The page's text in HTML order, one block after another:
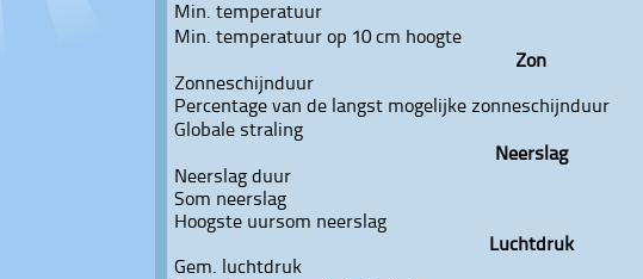
Min. temperatuur
Min. temperatuur op 10 cm hoogte
Zon
Zonneschijnduur
Percentage van de langst mogelijke zonneschijnduur
Globale straling
Neerslag
Neerslag duur
Som neerslag
Hoogste uursom neerslag
Luchtdruk
Gem. luchtdruk